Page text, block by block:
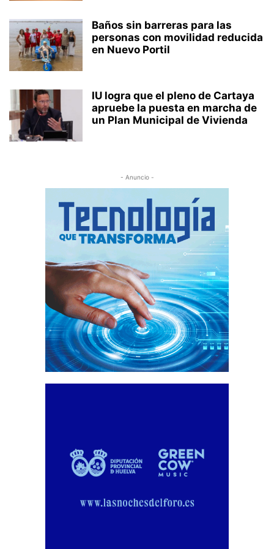
Baños sin barreras para las
personas con movilidad reducida
en Nuevo Portil
IU logra que el pleno de Cartaya
apruebe la puesta en marcha de
un Plan Municipal de Vivienda
- Anuncio -